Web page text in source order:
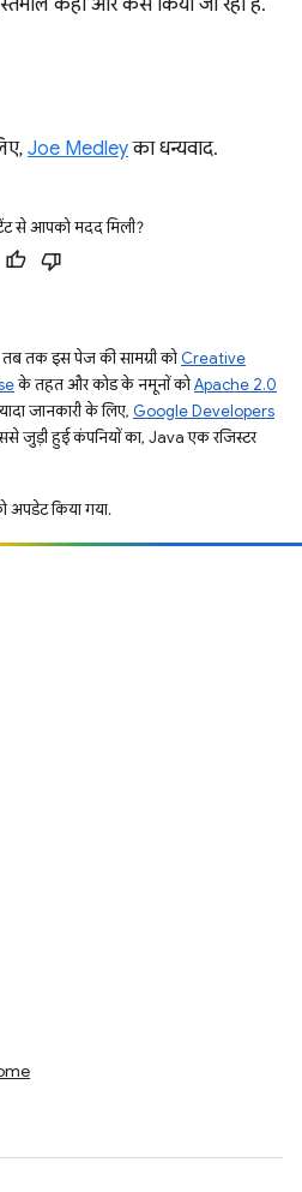
Joe Medleyका धन्यवाद.
से आपको मदद मिली?
तक इस पेज की सामग्री कोCreative
के तहत और कोड के नमूनों कोApache 2.0
जानकारी के लिए, Google Developers
जुड़ी हुई कंपनियों का, Java एक रजिस्टर
अपडेट किया गया.